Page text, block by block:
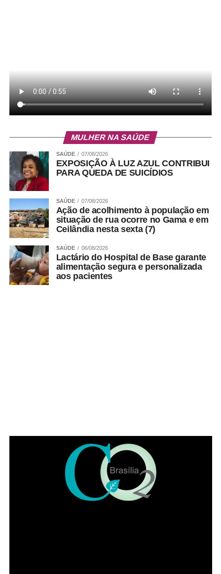
Endereço:SQS 215, Bloco A, Brasília-DF
Instagram:
Diferenciais: Playground para crianças, ambiente
climatizado, espaço para grupos, música ao vivo,
manobrista e escolta, para as mulheres, até o veículo, no
período noturno .
ADVERTISEMENT
COMENTE ABAIXO:
WhatsApp
Facebook
Twitter
Messenger
LinkedIn
Share
MULHER NA SAÚDE
SAÚDE 07/08/2026
EXPOSIÇÃO À LUZ AZUL CONTRIBUI
PARA QUEDA DE SUICÍDIOS
SAÚDE 07/08/2026
Ação de acolhimento à população em
situação de rua ocorre no Gama e em
Ceilândia nesta sexta (7)
SAÚDE 06/08/2026
Lactário do Hospital de Base garante
alimentação segura e personalizada
aos pacientes